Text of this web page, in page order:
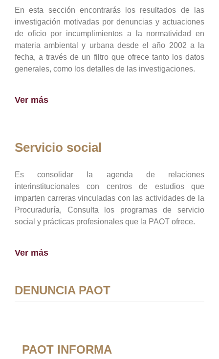
En esta sección encontrarás los resultados de las
investigación motivadas por denuncias y actuaciones
de oficio por incumplimientos a la normatividad en
materia ambiental y urbana desde el año 2002 a la
fecha, a través de un filtro que ofrece tanto los datos
generales, como los detalles de las investigaciones.
Ver más
Servicio social
Es consolidar la agenda de relaciones
interinstitucionales con centros de estudios que
imparten carreras vinculadas con las actividades de la
Procuraduría, Consulta los programas de servicio
social y prácticas profesionales que la PAOT ofrece.
Ver más
DENUNCIA PAOT
PAOT INFORMA